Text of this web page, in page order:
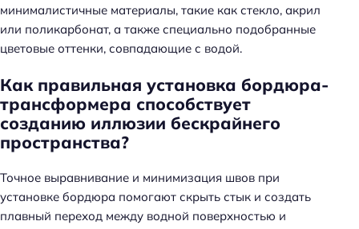
минималистичные материалы, такие как стекло, акрил
или поликарбонат, а также специально подобранные
цветовые оттенки, совпадающие с водой.
Как правильная установка бордюра-
трансформера способствует
созданию иллюзии бескрайнего
пространства?
Точное выравнивание и минимизация швов при
установке бордюра помогают скрыть стык и создать
плавный переход между водной поверхностью и